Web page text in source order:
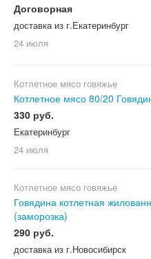
Договорная
доставка из г.Екатеринбург
24 июля
Котлетное мясо говяжье
Котлетное мясо 80/20
330 руб.
Екатеринбург
24 июля
Котлетное мясо говяжье
Говядина котлетная
(заморозка)
290 руб.
доставка из г.Новосибирск